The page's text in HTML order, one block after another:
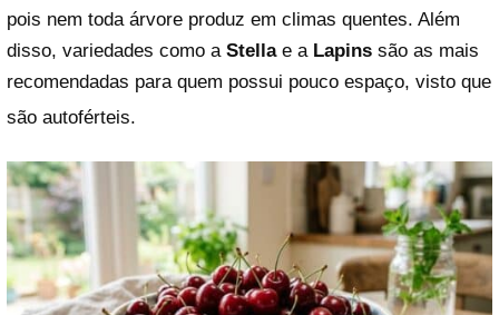
pois nem toda árvore produz em climas quentes. Além
disso, variedades como a Stellae a Lapins são as mais
recomendadas para quem possui pouco espaço, visto que
são autoférteis.